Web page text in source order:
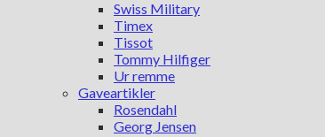
Swiss Military
Timex
Tissot
Tommy Hilfiger
Ur remme
Gaveartikler
Rosendahl
Georg Jensen